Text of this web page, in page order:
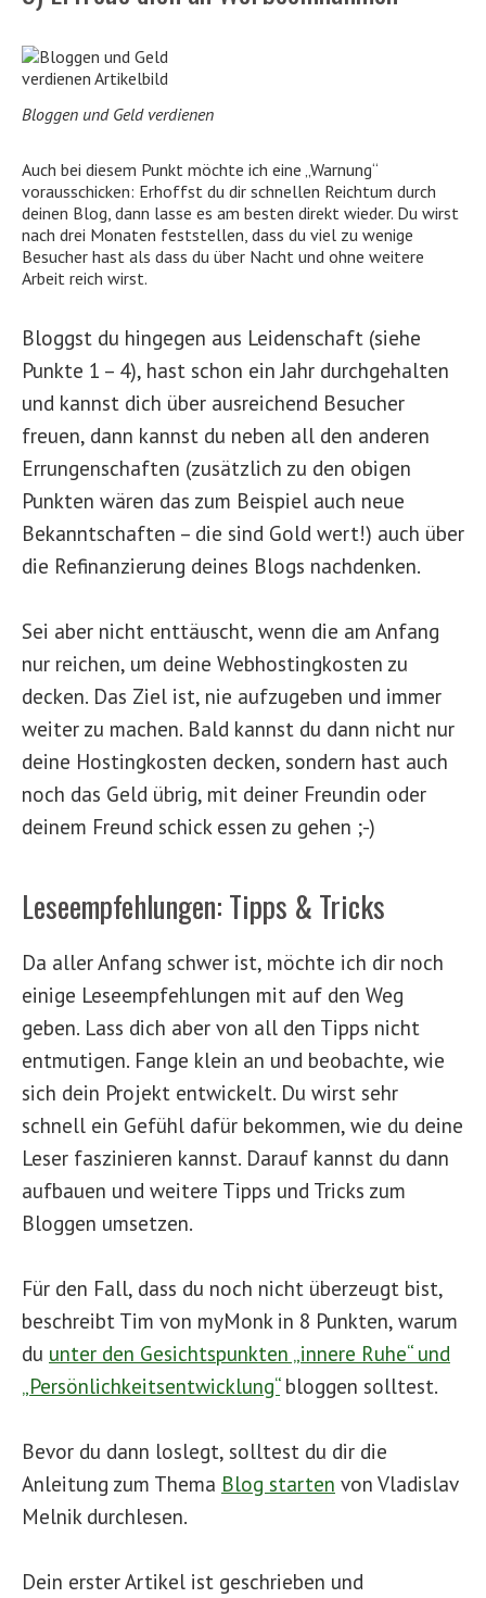
Bloggen und Geld verdienen
Auch bei diesem Punkt möchte ich eine „Warnung“
vorausschicken: Erhoffst du dir schnellen Reichtum durch
deinen Blog, dann lasse es am besten direkt wieder. Du wirst
nach drei Monaten feststellen, dass du viel zu wenige
Besucher hast als dass du über Nacht und ohne weitere
Arbeit reich wirst.
Bloggst du hingegen aus Leidenschaft (siehe
Punkte 1 – 4), hast schon ein Jahr durchgehalten
und kannst dich über ausreichend Besucher
freuen, dann kannst du neben all den anderen
Errungenschaften (zusätzlich zu den obigen
Punkten wären das zum Beispiel auch neue
Bekanntschaften – die sind Gold wert!) auch über
die Refinanzierung deines Blogs nachdenken.
Sei aber nicht enttäuscht, wenn die am Anfang
nur reichen, um deine Webhostingkosten zu
decken. Das Ziel ist, nie aufzugeben und immer
weiter zu machen. Bald kannst du dann nicht nur
deine Hostingkosten decken, sondern hast auch
noch das Geld übrig, mit deiner Freundin oder
deinem Freund schick essen zu gehen ;-)
Leseempfehlungen: Tipps & Tricks
Da aller Anfang schwer ist, möchte ich dir noch
einige Leseempfehlungen mit auf den Weg
geben. Lass dich aber von all den Tipps nicht
entmutigen. Fange klein an und beobachte, wie
sich dein Projekt entwickelt. Du wirst sehr
schnell ein Gefühl dafür bekommen, wie du deine
Leser faszinieren kannst. Darauf kannst du dann
aufbauen und weitere Tipps und Tricks zum
Bloggen umsetzen.
Für den Fall, dass du noch nicht überzeugt bist,
beschreibt Tim von myMonk in 8 Punkten, warum
du unter den Gesichtspunkten „innere Ruhe“ und
„Persönlichkeitsentwicklung“bloggen solltest.
Bevor du dann loslegt, solltest du dir die
Anleitung zum Thema Blog starten von Vladislav
Melnik durchlesen.
Dein erster Artikel ist geschrieben und